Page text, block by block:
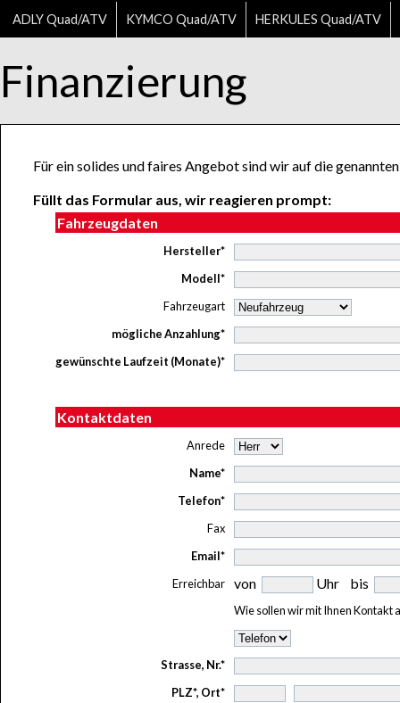
ADLY Quad/ATV KYMCO Quad/ATV HERKULES Quad/ATV
Finanzierung
Für ein solides und faires Angebot sind wir auf die
Füllt das Formular aus, wir reagieren prompt:
Fahrzeugdaten
Hersteller*
Modell*
Fahrzeugart
mögliche Anzahlung*
gewünschte Laufzeit (Monate)*
Kontaktdaten
Anrede
Name*
Telefon*
Fax
Email*
Erreichbar
von Uhr bis
Wie sollen wir mit Ihnen Kontakt
Strasse, Nr.*
PLZ*, Ort*